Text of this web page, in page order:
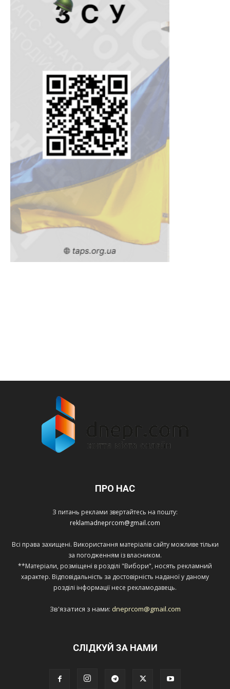
ПРО НАС
З питань реклами звертайтесь на пошту:
reklamadneprcom@gmail.com
Всі права захищені. Використання матеріалів сайту можливе тільки
за погодженням із власником.
**Матеріали, розміщені в розділі "Вибори", носять рекламний
характер. Відповідальність за достовірність наданої у даному
розділі інформації несе рекламодавець.
Зв'язатися з нами: dneprcom@gmail.com
СЛІДКУЙ ЗА НАМИ